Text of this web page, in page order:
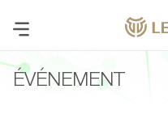
ÉVÉNEMENT